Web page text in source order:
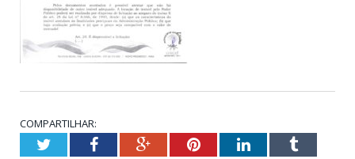
COMPARTILHAR:
TwitterFacebookGoogle+PinterestLinkedInTumblr